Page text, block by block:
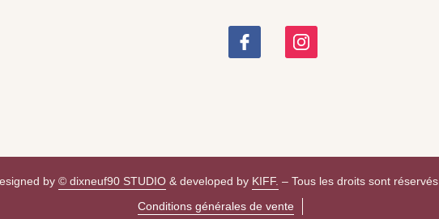
by © dixneuf90 STUDIO & developed by KIFF. – Tous les droits sont réservés.
Conditions générales de vente